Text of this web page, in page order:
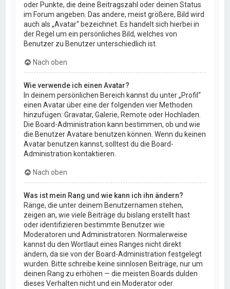
oder Punkte, die deine Beitragszahl oder deinen Status
im Forum angeben. Das andere, meist größere, Bild wird
auch als „Avatar“ bezeichnet. Es handelt sich hierbei in
der Regel um ein persönliches Bild, welches von
Benutzer zu Benutzer unterschiedlich ist.
Nach oben
Wie verwende ich einen Avatar?
In deinem persönlichen Bereich kannst du unter „Profil“
einen Avatar über eine der folgenden vier Methoden
hinzufügen: Gravatar, Galerie, Remote oder Hochladen.
Die Board-Administration kann bestimmen, ob und wie
die Benutzer Avatare benutzen können. Wenn du keinen
Avatar benutzen kannst, solltest du die Board-
Administration kontaktieren.
Nach oben
Was ist mein Rang und wie kann ich ihn ändern?
Ränge, die unter deinem Benutzernamen stehen,
zeigen an, wie viele Beiträge du bislang erstellt hast
oder identifizieren bestimmte Benutzer wie
Moderatoren und Administratoren. Normalerweise
kannst du den Wortlaut eines Ranges nicht direkt
ändern, da sie von der Board-Administration festgelegt
wurden. Bitte schreibe keine sinnlosen Beiträge, nur um
deinen Rang zu erhöhen — die meisten Boards dulden
dieses Verhalten nicht und ein Moderator oder